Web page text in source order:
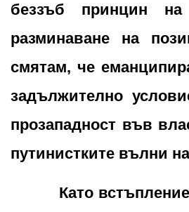
беззъб принцин
разминаване на
смятам, че
задължително
прозападност във
путинистките вълни
Като встъпление